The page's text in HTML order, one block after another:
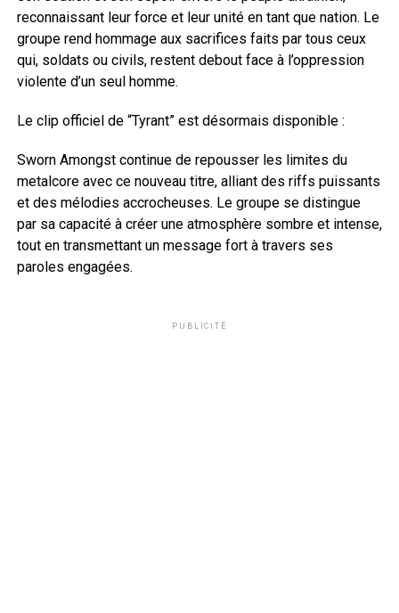
reconnaissant leur force et leur unité en tant que nation. Le
groupe rend hommage aux sacrifices faits par tous ceux
qui, soldats ou civils, restent debout face à l’oppression
violente d’un seul homme.
Le clip officiel de “Tyrant” est désormais disponible :
Sworn Amongst continue de repousser les limites du
metalcore avec ce nouveau titre, alliant des riffs puissants
et des mélodies accrocheuses. Le groupe se distingue
par sa capacité à créer une atmosphère sombre et intense,
tout en transmettant un message fort à travers ses
paroles engagées.
PUBLICITÉ